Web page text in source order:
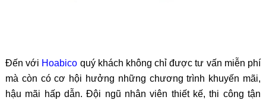
Đến với Hoabico quý khách không chỉ được tư vấn miễn phí
mà còn có cơ hội hưởng những chương trình khuyến mãi,
hậu mãi hấp dẫn. Đội ngũ nhân viên thiết kế, thi công tận